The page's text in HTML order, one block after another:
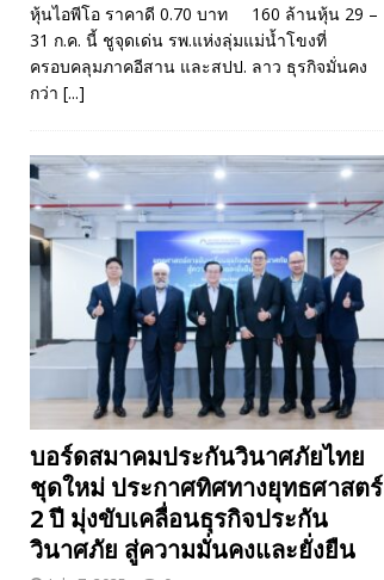
หุ้นไอพีโอ ราคาดี 0.70 บาท 160 ล้านหุ้น 29 –
31 ก.ค. นี้ ชูจุดเด่น รพ.แห่งลุ่มแม่น้ำโขงที่
ครอบคลุมภาคอีสาน และสปป. ลาว ธุรกิจมั่นคง
กว่า [...]
บอร์ดสมาคมประกันวินาศภัยไทย
ชุดใหม่ ประกาศทิศทางยุทธศาสตร์
2 ปี มุ่งขับเคลื่อนธุรกิจประกัน
วินาศภัย สู่ความมั่นคงและยั่งยืน